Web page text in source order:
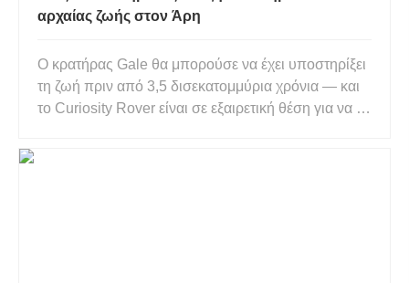
αρχαίας ζωής στον Άρη
Ο κρατήρας Gale θα μπορούσε να έχει υποστηρίξει
τη ζωή πριν από 3,5 δισεκατομμύρια χρόνια — και
το Curiosity Rover είναι σε εξαιρετική θέση για να το